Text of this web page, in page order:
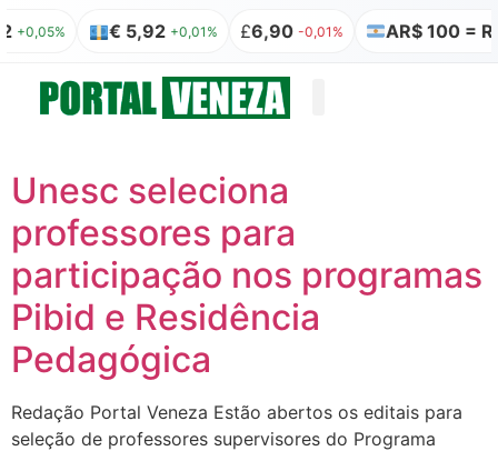
+0,05% € 5,92 +0,01% 6,90 -0,01% AR$ 100 =
Unesc seleciona
professores para
participação nos programas
Pibid e Residência
Pedagógica
Redação Portal Veneza Estão abertos os editais para
seleção de professores supervisores do Programa